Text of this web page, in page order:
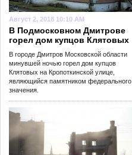
Август 2, 2018 10:10 AM
В Подмосковном Дмитрове
горел дом купцов Клятовых
В городе Дмитров Московской области
минувшей ночью горел дом купцов
Клятовых на Кропоткинской улице,
являющийся памятником федерального
значения.